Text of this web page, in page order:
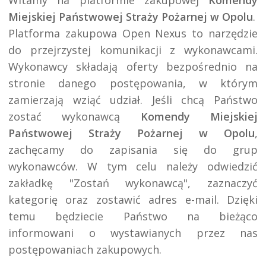
Miejskiej Państwowej Straży Pożarnej w Opolu.
Platforma zakupowa Open Nexus to narzędzie
do przejrzystej komunikacji z wykonawcami.
Wykonawcy składają oferty bezpośrednio na
stronie danego postępowania, w którym
zamierzają wziąć udział. Jeśli chcą Państwo
zostać wykonawcą Komendy Miejskiej
Państwowej Straży Pożarnej w Opolu,
zachęcamy do zapisania się do grup
wykonawców. W tym celu należy odwiedzić
zakładkę "Zostań wykonawcą", zaznaczyć
kategorię oraz zostawić adres e-mail. Dzięki
temu będziecie Państwo na bieżąco
informowani o wystawianych przez nas
postępowaniach zakupowych.